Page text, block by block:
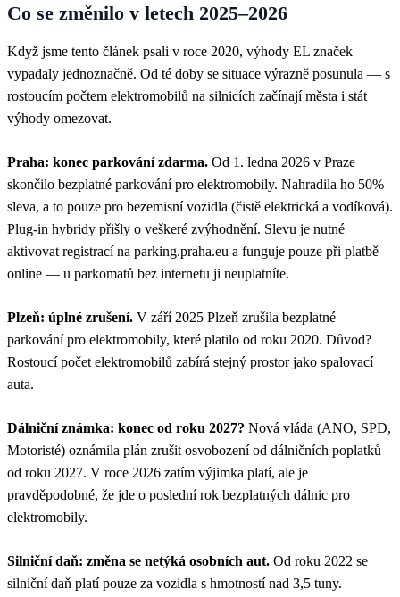
Co se změnilo v letech 2025–2026
Když jsme tento článek psali v roce 2020, výhody EL značek
vypadaly jednoznačně. Od té doby se situace výrazně posunula — s
rostoucím počtem elektromobilů na silnicích začínají města i stát
výhody omezovat.
Praha: konec parkování zdarma. Od 1. ledna 2026 v Praze
skončilo bezplatné parkování pro elektromobily. Nahradila ho 50%
sleva, a to pouze pro bezemisní vozidla (čistě elektrická a vodíková).
Plug-in hybridy přišly o veškeré zvýhodnění. Slevu je nutné
aktivovat registrací na parking.praha.eu a funguje pouze při platbě
online — u parkomatů bez internetu ji neuplatníte.
Plzeň: úplné zrušení. V září 2025 Plzeň zrušila bezplatné
parkování pro elektromobily, které platilo od roku 2020. Důvod?
Rostoucí počet elektromobilů zabírá stejný prostor jako spalovací
auta.
Dálniční známka: konec od roku 2027? Nová vláda (ANO, SPD,
Motoristé) oznámila plán zrušit osvobození od dálničních poplatků
od roku 2027. V roce 2026 zatím výjimka platí, ale je
pravděpodobné, že jde o poslední rok bezplatných dálnic pro
elektromobily.
Silniční daň: změna se netýká osobních aut. Od roku 2022 se
silniční daň platí pouze za vozidla s hmotností nad 3,5 tuny.